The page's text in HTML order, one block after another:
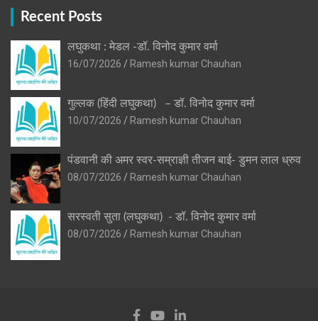
Recent Posts
लघुकथा : मेडल -डॉ. विनोद कुमार वर्मा
16/07/2026
Ramesh kumar Chauhan
गुल्लक (हिंदी लघुकथा) – डॉ. विनोद कुमार वर्मा
10/07/2026
Ramesh kumar Chauhan
पंडवानी की अमर स्वर-सम्राज्ञी तीजन बाई- डुमन लाल ध्रुव
08/07/2026
Ramesh kumar Chauhan
सरस्वती सुता (लघुकथा) ​- डॉ. विनोद कुमार वर्मा
08/07/2026
Ramesh kumar Chauhan